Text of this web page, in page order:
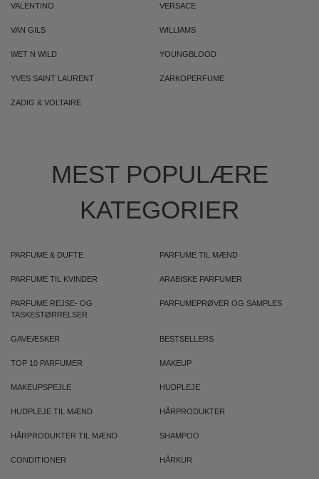
VALENTINO VERSACE
VAN GILS WILLIAMS
WET N WILD YOUNGBLOOD
YVES SAINT LAURENT ZARKOPERFUME
ZADIG & VOLTAIRE
MEST POPULÆRE
KATEGORIER
PARFUME & DUFTE PARFUME TIL MÆND
PARFUME TIL KVINDER ARABISKE PARFUMER
PARFUME REJSE- OG
TASKESTØRRELSER
PARFUMEPRØVER OG SAMPLES
GAVEÆSKER BESTSELLERS
TOP 10 PARFUMER MAKEUP
MAKEUPSPEJLE HUDPLEJE
HUDPLEJE TIL MÆND HÅRPRODUKTER
HÅRPRODUKTER TIL MÆND SHAMPOO
CONDITIONER HÅRKUR